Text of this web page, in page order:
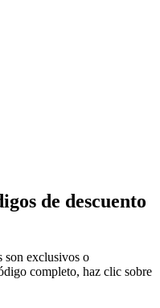
de descuento
son exclusivos o
completo, haz clic sobre